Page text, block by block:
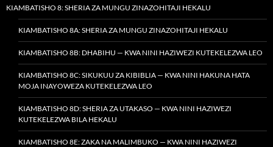
KIAMBATISHO 8: SHERIA ZA MUNGU ZINAZOHITAJI HEKALU
KIAMBATISHO 8A: SHERIA ZA MUNGU ZINAZOHITAJI HEKALU
KIAMBATISHO 8B: DHABIHU — KWA NINI HAZIWEZI KUTEKELEZWA LEO
KIAMBATISHO 8C: SIKUKUU ZA KIBIBLIA — KWA NINI HAKUNA HATA
MOJA INAYOWEZA KUTEKELEZWA LEO
KIAMBATISHO 8D: SHERIA ZA UTAKASO — KWA NINI HAZIWEZI
KUTEKELEZWA BILA HEKALU
KIAMBATISHO 8E: ZAKA NA MALIMBUKO — KWA NINI HAZIWEZI